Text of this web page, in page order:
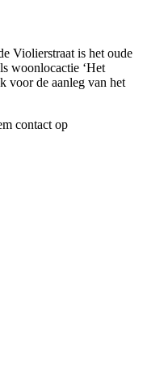
Violierstraat is het oude
woonlocactie ‘Het
voor de aanleg van het
contact op